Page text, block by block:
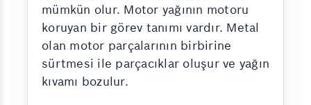
mümkün olur. Motor yağının motoru
koruyan bir görev tanımı vardır. Metal
olan motor parçalarının birbirine
sürtmesi ile parçacıklar oluşur ve yağın
kıvamı bozulur.